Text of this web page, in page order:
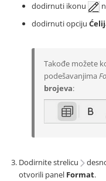
dodirnuti ikonu
dodirnuti opciju
Takođe možete
podešavanjima
brojeva:
Dodirnite strelicu
otvorili panel Format.